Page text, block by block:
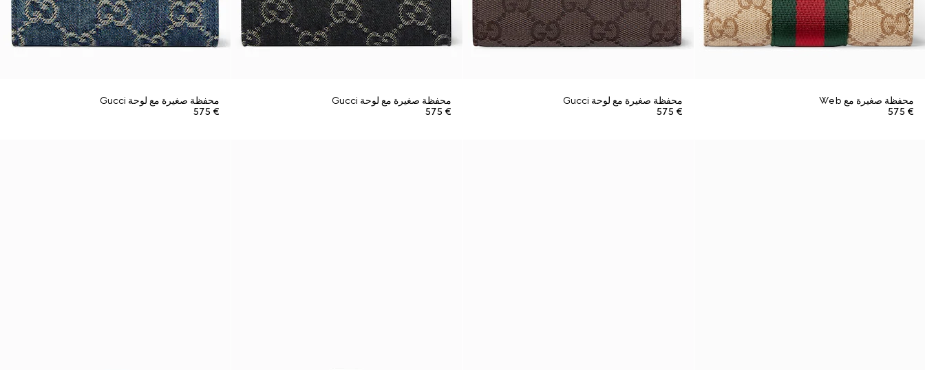
محفظة صغيرة مع Web
€ 575
محفظة صغيرة مع لوحة Gucci
€ 575
محفظة صغيرة مع لوحة Gucci
€ 575
محفظة صغيرة مع لوحة Gucci
€ 575